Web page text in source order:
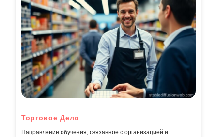
Торговое Дело
Направление обучения, связанное с организацией и